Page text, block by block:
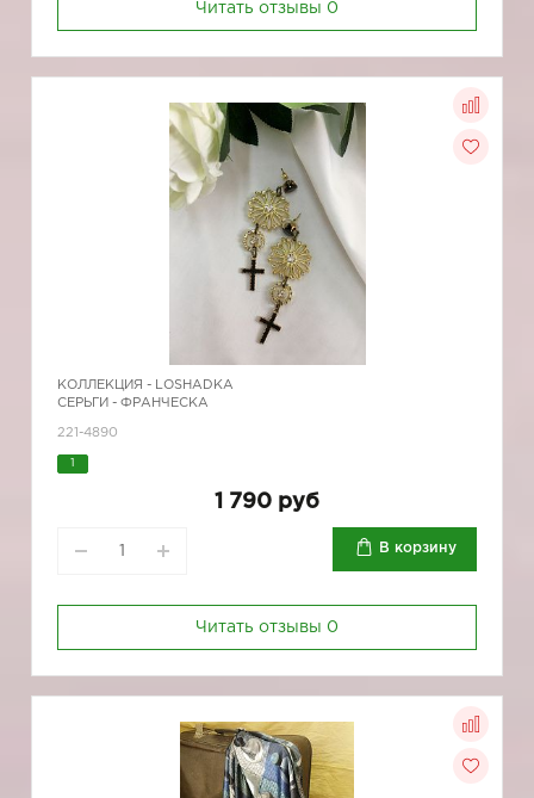
Читать отзывы 0
КОЛЛЕКЦИЯ - LOSHADKA
СЕРЬГИ - ФРАНЧЕСКА
221-4890
1 790 руб
В корзину
Читать отзывы 0